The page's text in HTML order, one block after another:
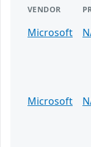
VENDOR
Microsoft
Microsoft